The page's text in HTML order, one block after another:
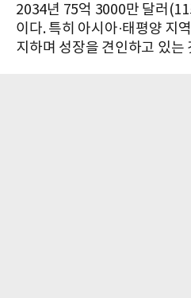
2034년 75억 3000만 달러
이다. 특히 아시아·태평양 지
지하며 성장을 견인하고 있는